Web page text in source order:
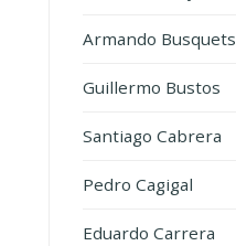
Armando Busquets
Guillermo Bustos
Santiago Cabrera
Pedro Cagigal
Eduardo Carrera